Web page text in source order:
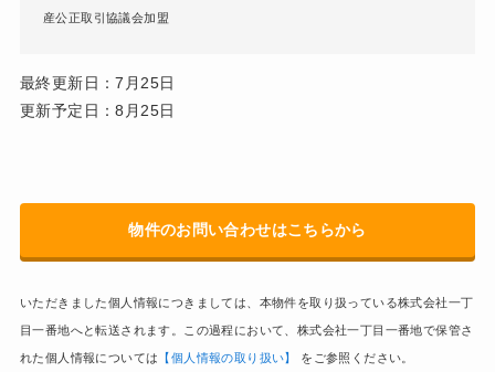
産公正取引協議会加盟
最終更新日：7月25日
更新予定日：8月25日
物件のお問い合わせはこちらから
いただきました個人情報につきましては、本物件を取り扱っている株式会社一丁
目一番地へと転送されます。この過程において、株式会社一丁目一番地で保管さ
れた個人情報については 【個人情報の取り扱い】 をご参照ください。